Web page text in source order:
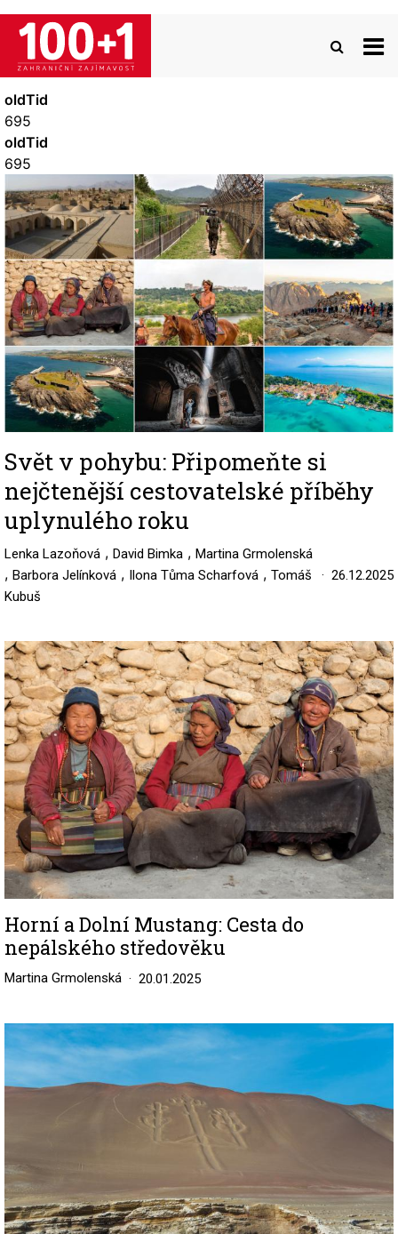
Přejít
hlavnímu
obsahu
oldTid
695
oldTid
695
Image
Svět v pohybu: Připomeňte si
nejčtenější cestovatelské příběhy
uplynulého roku
Lenka Lazoňová , David Bimka , Martina Grmolenská
, Barbora Jelínková , Ilona Tůma Scharfová , Tomáš
Kubuš
26.12.2025
Image
Horní a Dolní Mustang: Cesta do
nepálského středověku
Martina Grmolenská 20.01.2025
Image